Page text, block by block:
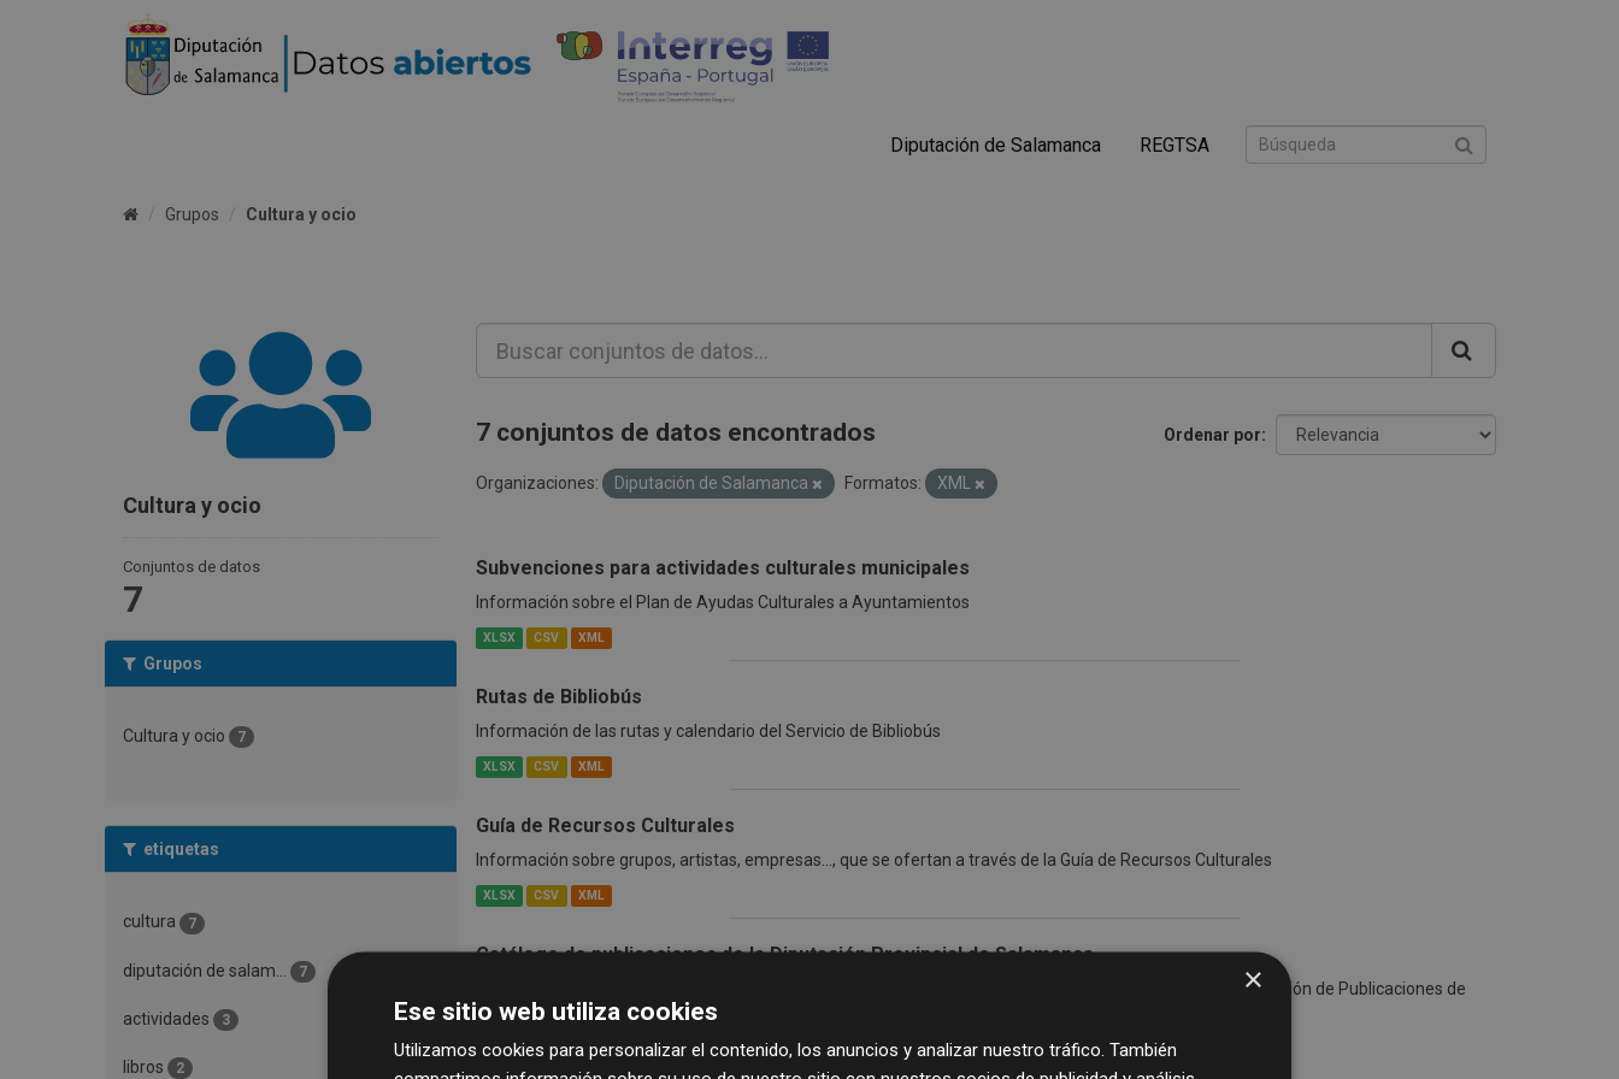
Diputación de Salamanca REGTSA
Grupos Cultura y ocio
Cultura y ocio
Conjuntos de datos
7
Grupos
Cultura y ocio 7
etiquetas
cultura 7
diputación de salam... 7
actividades 3
libros 2
Ordenar por
7 conjuntos de datos encontrados
Organizaciones: Diputación de Salamanca Formatos: XML
Subvenciones para actividades culturales municipales
Información sobre el Plan de Ayudas Culturales a Ayuntamientos
XLSX CSV XML
Rutas de Bibliobús
Información de las rutas y calendario del Servicio de Bibliobús
XLSX CSV XML
Guía de Recursos Culturales
Información sobre grupos, artistas, empresas..., que se ofertan a través de la Guía de Recursos Culturales
XLSX CSV XML
Catálogo de publicaciones de la Diputación Provincial de Salamanca
Catálogo de las publicaciones de la Diputación Provincial de Salamanca, que incluye las ediciones de la Sección de Publicaciones de
Diputación y las del Instituto de las...
XLSX CSV XML
×
Ese sitio web utiliza cookies
Utilizamos cookies para personalizar el contenido, los anuncios y analizar nuestro tráfico. También